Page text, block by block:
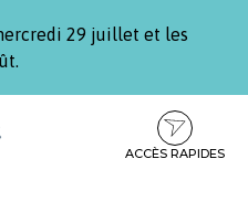
29 juillet et les
ACCÈS RAPIDES